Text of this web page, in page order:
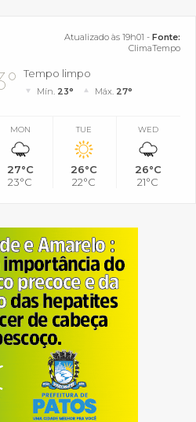
Atualizado às 19h01 - Fonte:
ClimaTempo
Tempo limpo
Mín. 23° Máx. 27°
MON
27°C
23°C
TUE
26°C
22°C
WED
26°C
21°C